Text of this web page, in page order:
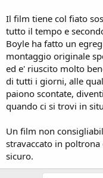
Il film tiene col fiato
tutto il tempo e
Boyle ha fatto un
montaggio originale
ed e' riuscito molto
di tutti i giorni, alle
paiono scontate,
quando ci si trovi in
Un film non
stravaccato in
sicuro.